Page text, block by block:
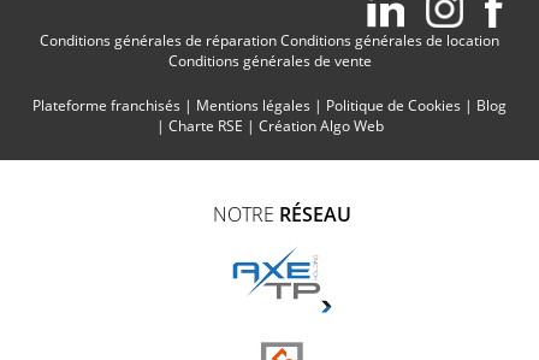
Conditions générales de réparationConditions générales de location
Conditions générales de vente
Plateforme franchisés | Mentions légales | Politique de Cookies | Blog
| Charte RSE | Création Algo Web
NOTRE RÉSEAU